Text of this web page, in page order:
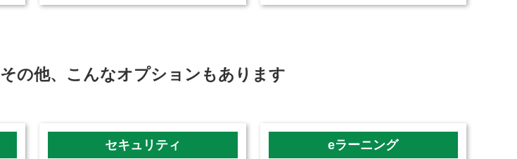
その他、こんなオプションもあります
セキュリティ eラーニング